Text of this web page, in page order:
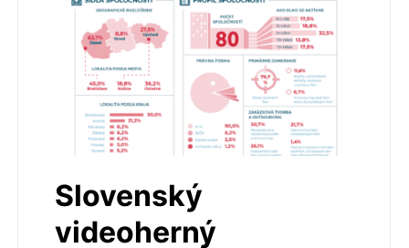
Slovenský
videoherný